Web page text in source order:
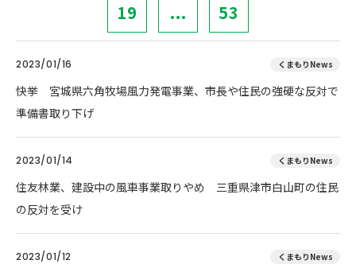
19 ... 53
2023/01/16 くまもりNews
快挙 宮城県六角牧場風力発電事業、市長や住民の強硬な反対で
準備書取り下げ
2023/01/14 くまもりNews
住友林業、建設中の風車事業取りやめ 三重県津市白山町の住民
の反対を受け
2023/01/12 くまもりNews